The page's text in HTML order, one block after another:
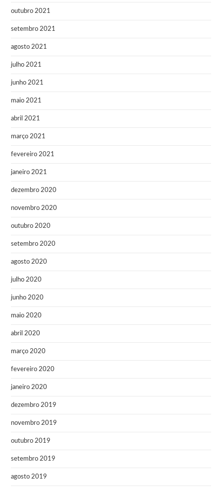
outubro 2021
setembro 2021
agosto 2021
julho 2021
junho 2021
maio 2021
abril 2021
março 2021
fevereiro 2021
janeiro 2021
dezembro 2020
novembro 2020
outubro 2020
setembro 2020
agosto 2020
julho 2020
junho 2020
maio 2020
abril 2020
março 2020
fevereiro 2020
janeiro 2020
dezembro 2019
novembro 2019
outubro 2019
setembro 2019
agosto 2019